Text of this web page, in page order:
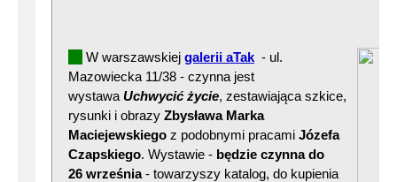
W warszawskiej galerii aTak - ul.
Mazowiecka 11/38 - czynna jest
wystawa Uchwycić życie, zestawiająca szkice,
rysunki i obrazy Zbysława Marka
Maciejewskiego z podobnymi pracami Józefa
Czapskiego. Wystawie - będzie czynna do
26 września- towarzyszy katalog, do kupienia